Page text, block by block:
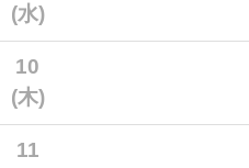
(水)
10
(木)
11